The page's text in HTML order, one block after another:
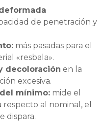
de penetración y
más pasadas para el
«resbala».
decoloración en la
excesiva.
mínimo: mide el
al nominal, el
dispara.